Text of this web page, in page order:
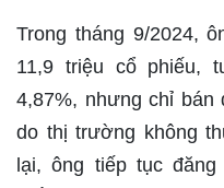
Trong tháng 9/2024,
11,9 triệu cổ phiếu,
4,87%, nhưng chỉ
do thị trường không
lại, ông tiếp tục